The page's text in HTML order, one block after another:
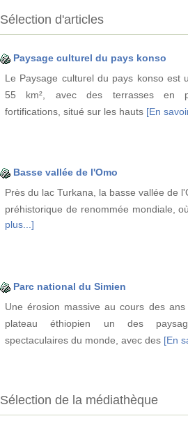
Sélection d'articles
Paysage culturel du pays konso
Le Paysage culturel du pays konso est
55 km², avec des terrasses en
fortifications, situé sur les hauts [En
Basse vallée de l'Omo
Près du lac Turkana, la basse vallée de
préhistorique de renommée mondiale,
plus...]
Parc national du Simien
Une érosion massive au cours des
plateau éthiopien un des
spectaculaires du monde, avec des [En
Sélection de la médiathèque